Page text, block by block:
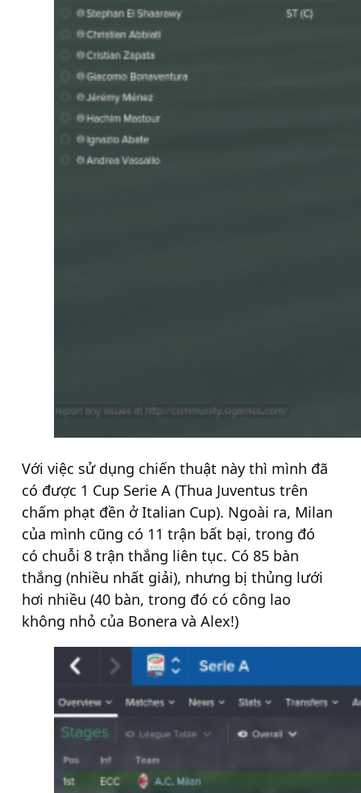
Với việc sử dụng chiến thuật này thì mình đã
có được 1 Cup Serie A (Thua Juventus trên
chấm phạt đền ở Italian Cup). Ngoài ra, Milan
của mình cũng có 11 trận bất bại, trong đó
có chuỗi 8 trận thắng liên tục. Có 85 bàn
thắng (nhiều nhất giải), nhưng bị thủng lưới
hơi nhiều (40 bàn, trong đó có công lao
không nhỏ của Bonera và Alex!)